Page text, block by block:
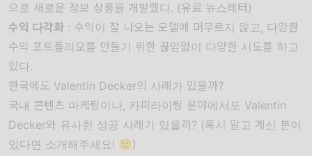
으로 새로운 정보 상품을 개발했다. (유료 뉴스레터)
수익 다각화 : 수익이 잘 나오는 모델에 머무르지 않고, 다양한
수익 포트폴리오를 만들기 위한 끊임없이 다양한 시도를 하고
있다.
한국에도 Valentin Decker의 사례가 있을까?
국내 콘텐츠 마케팅이나, 카피라이팅 분야에서도 Valentin
Decker와 유사한 성공 사례가 있을까? (혹시 알고 계신 분이
있다면 소개해주세요! 🙂)